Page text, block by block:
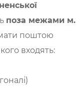
поза межами м.
поштою
входять: